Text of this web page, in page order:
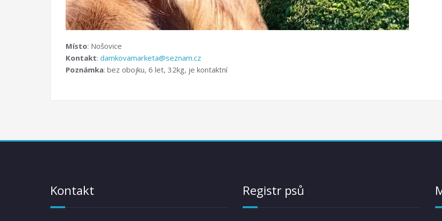
Místo: Nošovice
Kontakt: damkovamarketa@seznam.cz
Poznámka: bez obojku, 6 let, 32kg, je kontaktní
Kontakt Registr psů